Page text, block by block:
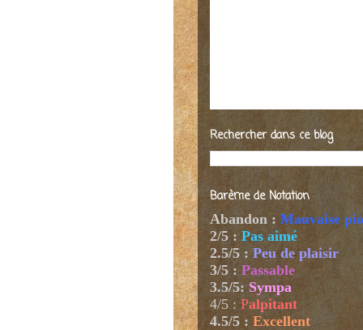
Rechercher dans ce blog
Barème de Notation
Abandon : Mauvaise
2/5 : Pas aimé
2.5/5 : Peu de plaisir
3/5 : Passable
3.5/5: Sympa
4/5 : Palpitant
4.5/5 : Excellent